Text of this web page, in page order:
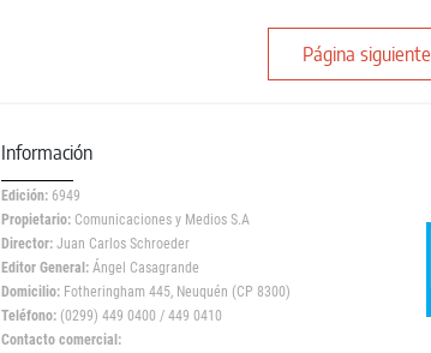
Página siguiente
Información
Edición: 6949
Propietario: Comunicaciones y Medios S.A
Director: Juan Carlos Schroeder
Editor General: Ángel Casagrande
Domicilio: Fotheringham 445, Neuquén (CP 8300)
Teléfono: (0299) 449 0400 / 449 0410
Contacto comercial: